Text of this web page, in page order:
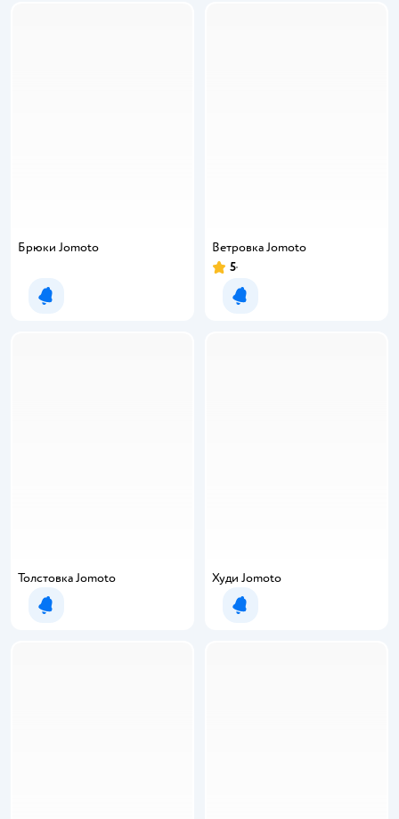
Брюки Jomoto
Уведомить о появлении
Ветровка Jomoto
5
Уведомить о появлении
Толстовка Jomoto
Уведомить о появлении
Худи Jomoto
Уведомить о появлении